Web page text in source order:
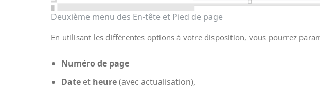
Deuxième menu des En-tête et Pied de page
En utilisant les différentes options à votre disposition, vous pourrez
Numéro de page
Date et heure(avec actualisation),